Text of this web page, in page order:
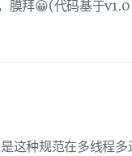
膜拜😀(代码基于
这种规范在多线程多